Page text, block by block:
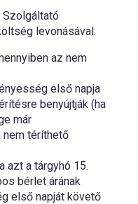
Szolgáltató
levonásával:
az nem
első napja
benyújtják (ha
már
nem téríthető
azt a tárgyhó 15.
bérlet árának
első napját követő